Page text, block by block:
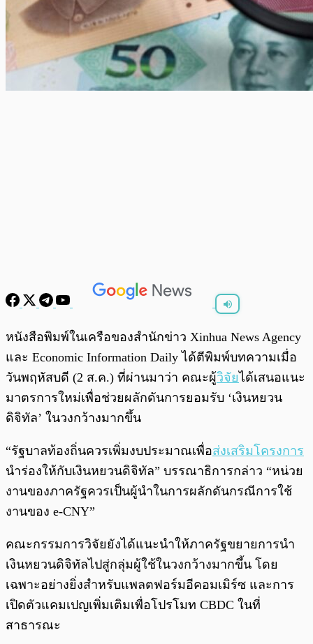
พร้อมเล่น
หนังสือพิมพ์ในเครือของสำนักข่าว Xinhua News Agency
และ Economic Information Daily ได้ตีพิมพ์บทความเมื่อ
วันพฤหัสบดี (2 ส.ค.) ที่ผ่านมาว่า คณะผู้วิจัยได้เสนอแนะ
มาตรการใหม่เพื่อช่วยผลักดันการยอมรับ ‘เงินหยวน
ดิจิทัล’ ในวงกว้างมากขึ้น
“รัฐบาลท้องถิ่นควรเพิ่มงบประมาณเพื่อส่งเสริมโครงการ
นำร่องให้กับเงินหยวนดิจิทัล” บรรณาธิการกล่าว “หน่วย
งานของภาครัฐควรเป็นผู้นำในการผลักดันกรณีการใช้
งานของ e-CNY”
คณะกรรมการวิจัยยังได้แนะนำให้ภาครัฐขยายการนำ
เงินหยวนดิจิทัลไปสู่กลุ่มผู้ใช้ในวงกว้างมากขึ้น โดย
เฉพาะอย่างยิ่งสำหรับแพลตฟอร์มอีคอมเมิร์ซ และการ
เปิดตัวแคมเปญเพิ่มเติมเพื่อโปรโมท CBDC ในที่
สาธารณะ